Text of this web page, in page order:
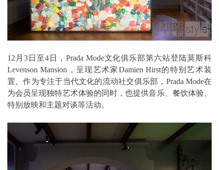
12月3日至4日，Prada Mode文化俱乐部第六站登陆莫斯科
Levenson Mansion，呈现艺术家Damien Hirst的特别艺术装
置。作为专注于当代文化的流动社交俱乐部，Prada Mode在
为会员呈现独特艺术体验的同时，也提供音乐、餐饮体验、
特别放映和主题对谈等活动。